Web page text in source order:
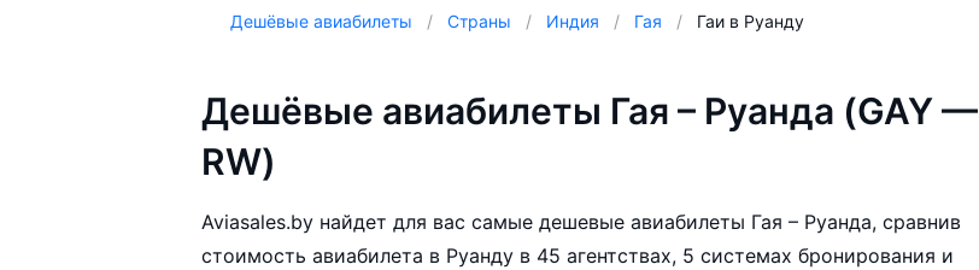
Дешёвые авиабилеты Страны Индия Гая Гаи в Руанду
Дешёвые авиабилеты Гая – Руанда (GAY —
RW)
Aviasales.by найдет для вас самые дешевые авиабилеты Гая – Руанда, сравнив
стоимость авиабилета в Руанду в 45 агентствах, 5 системах бронирования и